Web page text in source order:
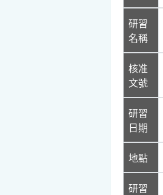
研習
名稱
核准
文號
研習
日期
地點
研習